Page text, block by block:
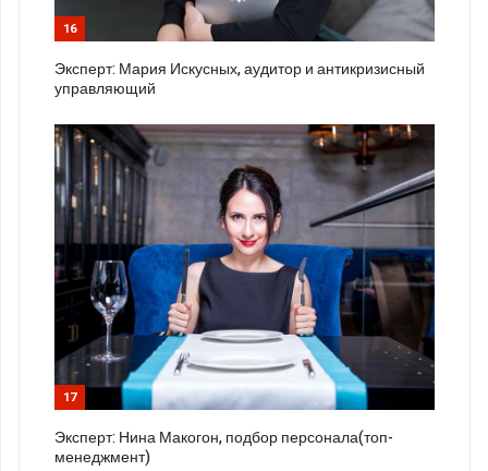
16
Эксперт: Мария Искусных, аудитор и антикризисный
управляющий
17
Эксперт: Нина Макогон, подбор персонала(топ-
менеджмент)